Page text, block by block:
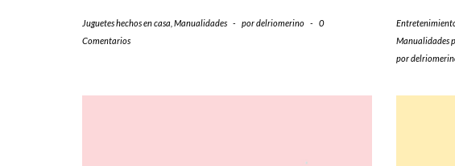
Juguetes hechos en casa Manualidades - pordelriomerino -
0
Comentarios
Manualidades
por